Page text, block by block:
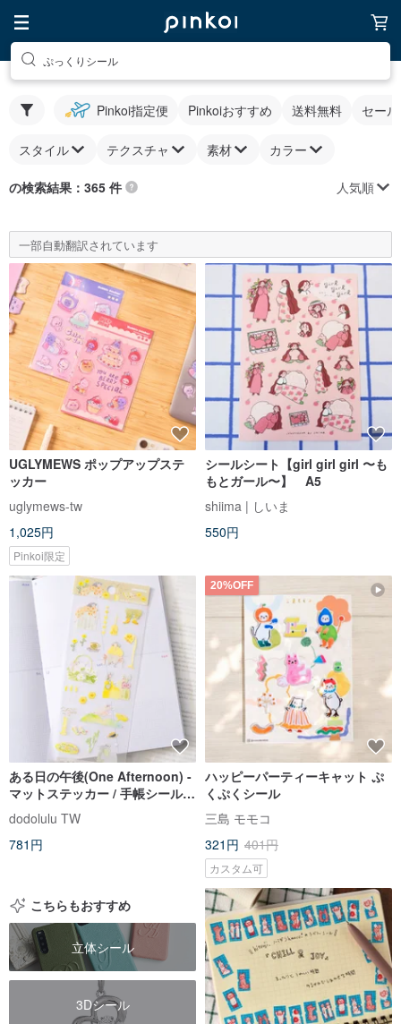
ぷっくりシール
Pinkoi指定便 Pinkoiおすすめ 送料無料 セー
スタイル テクスチャ 素材 カラー
の検索結果：365 件 人気順
一部自動翻訳されています
UGLYMEWS ポップアップステ
ッカー
uglymews-tw
1,025円
Pinkoi限定
シールシート【girl girl girl 〜も
もとガール〜】 A5
shiima | しいま
550円
ある日の午後(One Afternoon) -
マットステッカー / 手帳シール |
女の子イラスト
dodolulu TW
781円
20%OFF
ハッピーパーティーキャット ぷ
くぷくシール
三島 モモコ
321円 401円
カスタム可
こちらもおすすめ
立体シール
3Dシール